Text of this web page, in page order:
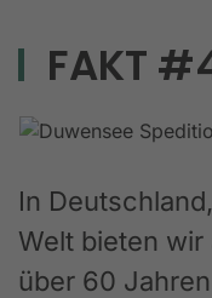
FAKT
In
Welt bieten
über 60